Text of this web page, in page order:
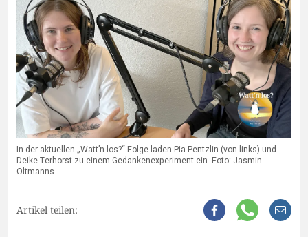
In der aktuellen „Watt’n los?“-Folge laden Pia Pentzlin (von links) und
Deike Terhorst zu einem Gedankenexperiment ein. Foto: Jasmin
Oltmanns
Artikel teilen: